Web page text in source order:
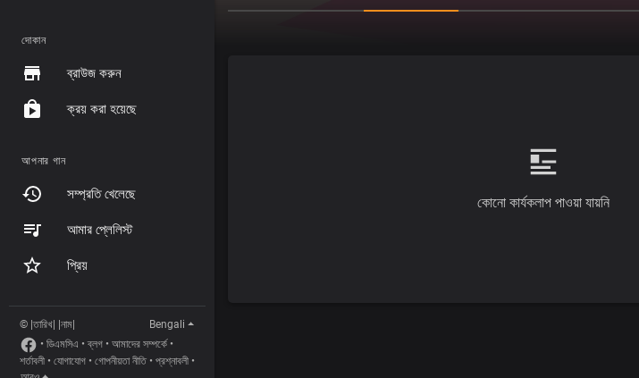
দোকান
ব্রাউজ করুন
ক্রয় করা হয়েছে
আপনার গান
সম্প্রতি খেলেছে
আমার প্লেলিস্ট
প্রিয়
© |তারিখ| |নাম|
Bengali
• ডিএমসিএ •ব্লগ • আমাদের সম্পর্কে •
শর্তাবলী • যোগাযোগ • গোপনীয়তা নীতি • প্রশ্নাবলী •
কোনো কার্যকলাপ পাওয়া যায়নি